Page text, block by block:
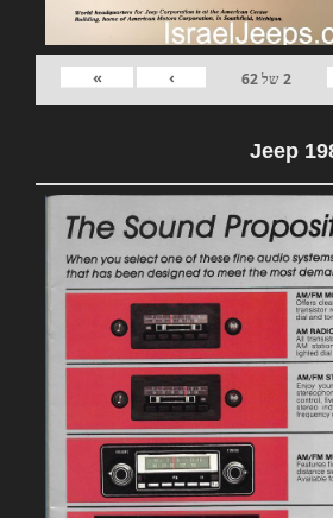
2של62
›
»